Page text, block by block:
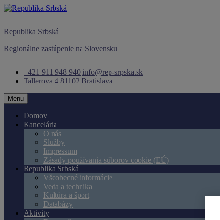
Skip
Republika Srbská
Regionálne zastúpenie na Slovensku
+421 911 948 940 info@rep-srpska.sk
Tallerova 4 81102 Bratislava
Menu
Domov
Kancelária
O nás
Služby
Impressum
Zásady používania súborov cookie (EÚ)
Republika Srbská
Všeobecné informácie
Veda a technika
Kultúra a šport
Databázy
Aktivity